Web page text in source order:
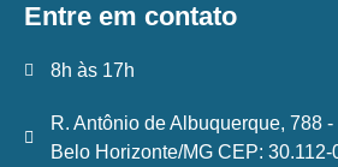
Entre em contato
8h às 17h
R. Antônio de Albuquerque, 788
Belo Horizonte/MG CEP: 30.112-